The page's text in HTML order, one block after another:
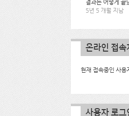
결과는 어떻게 끝
5년 5 개월 지남
온라인 접속
현재 접속중인 사용
사용자 로그